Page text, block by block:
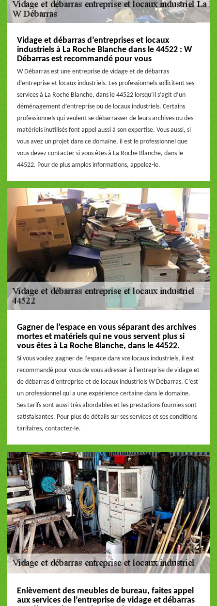
Vidage et débarras d’entreprises et locaux
industriels à La Roche Blanche dans le 44522 : W
Débarras est recommandé pour vous
W Débarras est une entreprise de vidage et de débarras
d’entreprise et locaux industriels. Les professionnels sollicitent ses
services à La Roche Blanche, dans le 44522 lorsqu’il s’agit d’un
déménagement d’entreprise ou de locaux industriels. Certains
professionnels qui veulent se débarrasser de leurs archives ou des
matériels inutilisés font appel aussi à son expertise. Vous aussi, si
vous avez un projet dans ce domaine, il est le professionnel que
vous devez contacter si vous êtes à La Roche Blanche, dans le
44522. Pour de plus amples informations, appelez-le.
Gagner de l’espace en vous séparant des archives
mortes et matériels qui ne vous servent plus si
vous êtes à La Roche Blanche, dans le 44522.
Si vous voulez gagner de l’espace dans vos locaux industriels, il est
recommandé pour vous de vous adresser à l’entreprise de vidage et
de débarras d’entreprise et de locaux industriels W Débarras. C’est
un professionnel qui a une expérience certaine dans le domaine.
Ses tarifs sont aussi très abordables et les prestations fournies sont
satisfaisantes. Pour plus de détails sur ses services et ses conditions
tarifaires, contactez-le.
Enlèvement des meubles de bureau, faites appel
aux services de l’entreprise de vidage et débarras